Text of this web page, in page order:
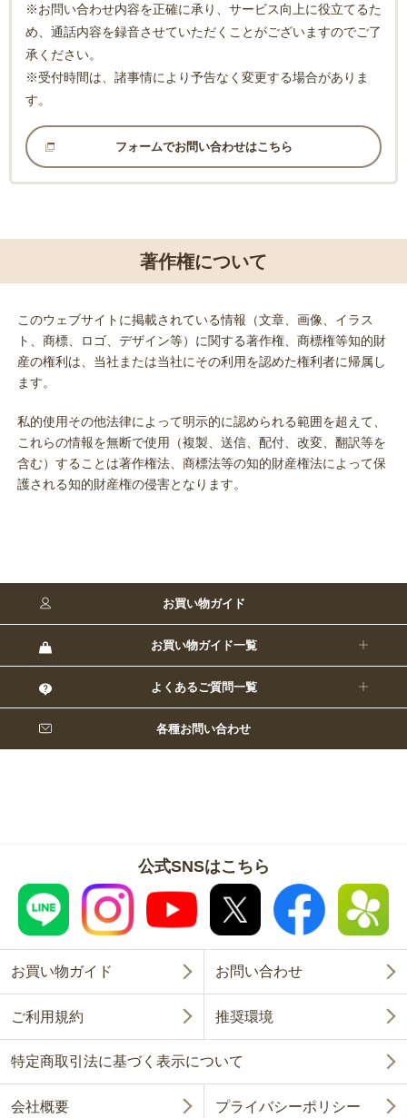
※お問い合わせ内容を正確に承り、サービス向上に役立てるた
め、通話内容を録音させていただくことがございますのでご了
承ください。
※受付時間は、諸事情により予告なく変更する場合がありま
す。
フォームでお問い合わせはこちら
著作権について
このウェブサイトに掲載されている情報（文章、画像、イラス
ト、商標、ロゴ、デザイン等）に関する著作権、商標権等知的財
産の権利は、当社または当社にその利用を認めた権利者に帰属し
ます。
私的使用その他法律によって明示的に認められる範囲を超えて、
これらの情報を無断で使用（複製、送信、配付、改変、翻訳等を
含む）することは著作権法、商標法等の知的財産権法によって保
護される知的財産権の侵害となります。
お買い物ガイド
お買い物ガイド一覧
よくあるご質問一覧
各種お問い合わせ
公式SNSはこちら
お買い物ガイド お問い合わせ
ご利用規約 推奨環境
特定商取引法に基づく表示について
会社概要 プライバシーポリシー